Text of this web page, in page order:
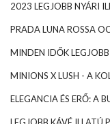
2023 LEGJOBB NYÁRI
PRADA LUNA ROSSA
MINDEN IDŐK
MINIONS X LUSH - A
ELEGANCIA ÉS ERŐ: A